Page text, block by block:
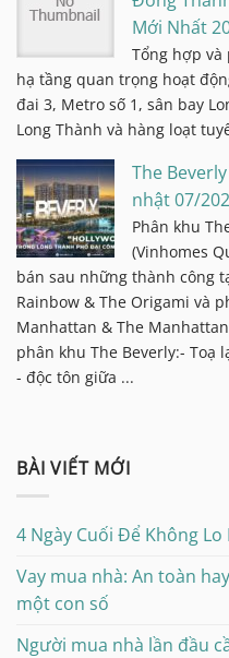
Mới Nhất
Tổng hợp và
hạ tầng quan trọng hoạt
đai 3, Metro số 1, sân bay
Long Thành và hàng loạt
The
nhật 07/
Phân khu
(Vinhomes
bán sau những thành công
Rainbow & The Origami và
Manhattan & The
phân khu The Beverly:- Toạ
- độc tôn giữa ...
BÀI VIẾT MỚI
4 Ngày Cuối Để Không Lo
Vay mua nhà: An toàn
một con số
Người mua nhà lần đầu